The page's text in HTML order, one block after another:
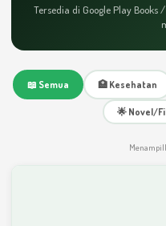
Tersedia di Google Play
📖 Semua 🏥 Kesehatan
🌟 Novel/